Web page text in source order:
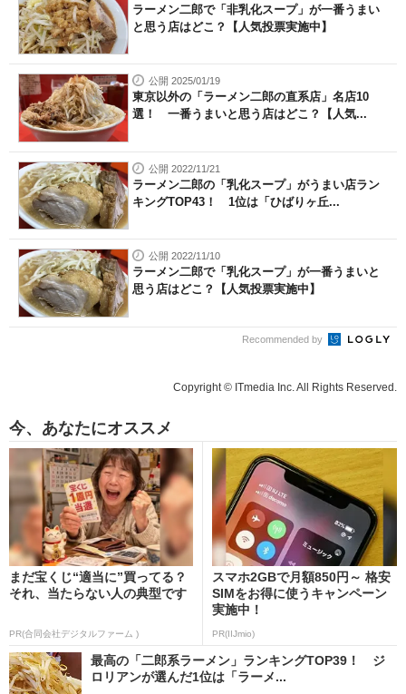
ラーメン二郎で「非乳化スープ」が一番うまい
と思う店はどこ？【人気投票実施中】
公開 2025/01/19
東京以外の「ラーメン二郎の直系店」名店10
選！ 一番うまいと思う店はどこ？【人気...
公開 2022/11/21
ラーメン二郎の「乳化スープ」がうまい店ラン
キングTOP43！ 1位は「ひばりヶ丘...
公開 2022/11/10
ラーメン二郎で「乳化スープ」が一番うまいと
思う店はどこ？【人気投票実施中】
Recommended by
Copyright © ITmedia Inc. All Rights Reserved.
今、あなたにオススメ
まだ宝くじ“適当に”買ってる？
それ、当たらない人の典型です
PR(合同会社デジタルファーム )
スマホ2GBで月額850円～ 格安
SIMをお得に使うキャンペーン
実施中！
PR(IIJmio)
最高の「二郎系ラーメン」ランキングTOP39！ ジ
ロリアンが選んだ1位は「ラーメ...